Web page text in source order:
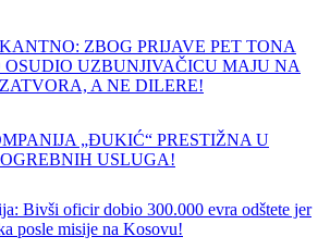
ZBOG PRIJAVE PET TONA
OSUDIO UZBUNJIVAČICU MAJU NA
A NE DILERE!
„ĐUKIĆ“ PRESTIŽNA U
USLUGA!
Bivši oficir dobio 300.000 evra odštete jer
posle misije na Kosovu!